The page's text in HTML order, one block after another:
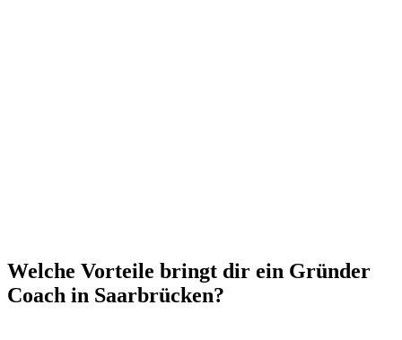
Welche Vorteile bringt dir ein Gründer
Coach in Saarbrücken?